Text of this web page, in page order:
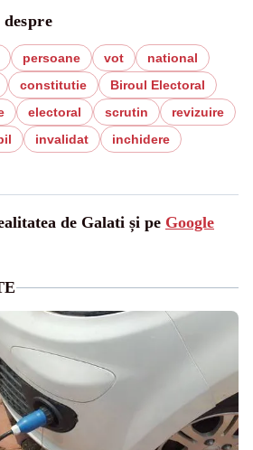
persoane vot
national
constitutie
Biroul Electoral
electoral scrutin
revizuire
invalidat
inchidere
de Galati și pe Google